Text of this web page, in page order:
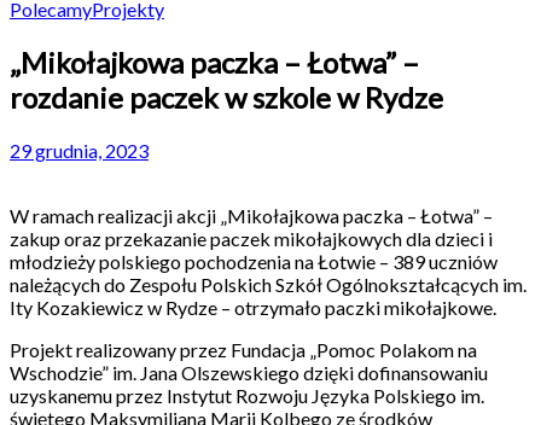
PolecamyProjekty
„Mikołajkowa paczka – Łotwa” –
rozdanie paczek w szkole w Rydze
29 grudnia, 2023
W ramach realizacji akcji „Mikołajkowa paczka – Łotwa” –
zakup oraz przekazanie paczek mikołajkowych dla dzieci i
młodzieży polskiego pochodzenia na Łotwie – 389 uczniów
należących do Zespołu Polskich Szkół Ogólnokształcących im.
Ity Kozakiewicz w Rydze – otrzymało paczki mikołajkowe.
Projekt realizowany przez Fundacja „Pomoc Polakom na
Wschodzie” im. Jana Olszewskiego dzięki dofinansowaniu
uzyskanemu przez Instytut Rozwoju Języka Polskiego im.
świętego Maksymiliana Marii Kolbego ze środków